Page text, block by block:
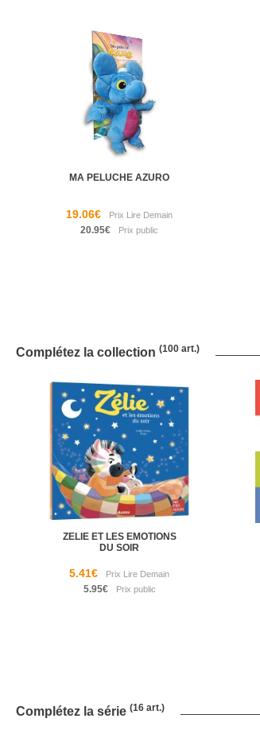
MA PELUCHE AZURO
19.06€
20.95€
Complétez la collection (100 art.)
ZELIE ET LES EMOTIONS
DU SOIR
5.41€
5.95€
Complétez la série (16 art.)